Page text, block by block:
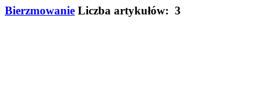
Bierzmowanie Liczba artykułów: 3